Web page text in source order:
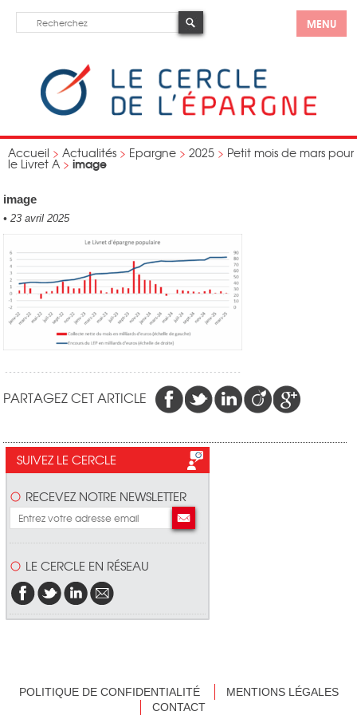
MENU
Accueil > Actualités > Epargne > 2025 > Petit mois de mars pour
le Livret A > image
image
• 23 avril 2025
PARTAGEZ CET ARTICLE
SUIVEZ LE CERCLE
RECEVEZ NOTRE NEWSLETTER
LE CERCLE EN RÉSEAU
POLITIQUE DE CONFIDENTIALITÉ
MENTIONS LÉGALES
CONTACT